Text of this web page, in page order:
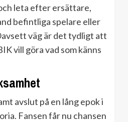
leta efter ersättare,
befintliga spelare eller
väg är det tydligt att
vill göra vad som känns
avslut på en lång epok i
Fansen får nu chansen